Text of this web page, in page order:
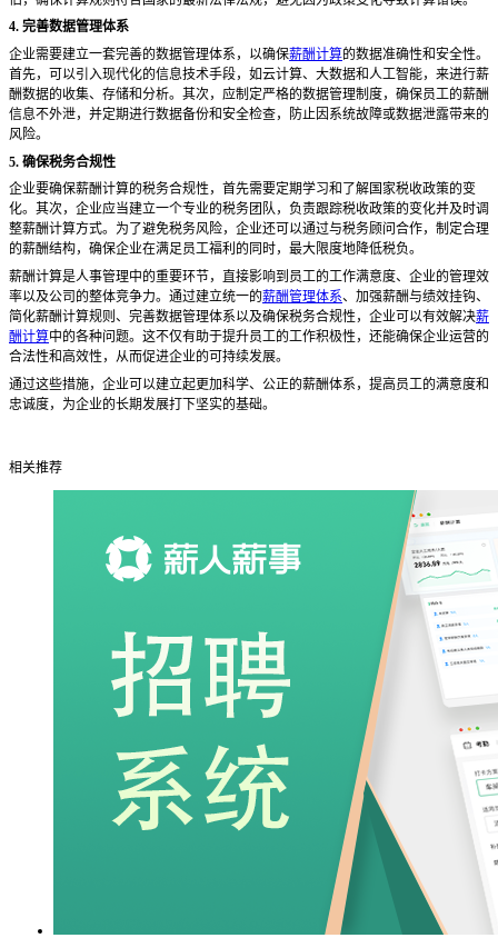
4. 完善数据管理体系
企业需要建立一套完善的数据管理体系，以确保薪酬计算的数据准确性和安全性。
首先，可以引入现代化的信息技术手段，如云计算、大数据和人工智能，来进行薪
酬数据的收集、存储和分析。其次，应制定严格的数据管理制度，确保员工的薪酬
信息不外泄，并定期进行数据备份和安全检查，防止因系统故障或数据泄露带来的
风险。
5. 确保税务合规性
企业要确保薪酬计算的税务合规性，首先需要定期学习和了解国家税收政策的变
化。其次，企业应当建立一个专业的税务团队，负责跟踪税收政策的变化并及时调
整薪酬计算方式。为了避免税务风险，企业还可以通过与税务顾问合作，制定合理
的薪酬结构，确保企业在满足员工福利的同时，最大限度地降低税负。
薪酬计算是人事管理中的重要环节，直接影响到员工的工作满意度、企业的管理效
率以及公司的整体竞争力。通过建立统一的薪酬管理体系、加强薪酬与绩效挂钩、
简化薪酬计算规则、完善数据管理体系以及确保税务合规性，企业可以有效解决薪
酬计算中的各种问题。这不仅有助于提升员工的工作积极性，还能确保企业运营的
合法性和高效性，从而促进企业的可持续发展。
通过这些措施，企业可以建立起更加科学、公正的薪酬体系，提高员工的满意度和
忠诚度，为企业的长期发展打下坚实的基础。
相关推荐